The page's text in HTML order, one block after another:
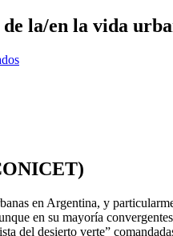
la/en la vida
en Argentina, y
en su mayoría
del desierto verte”